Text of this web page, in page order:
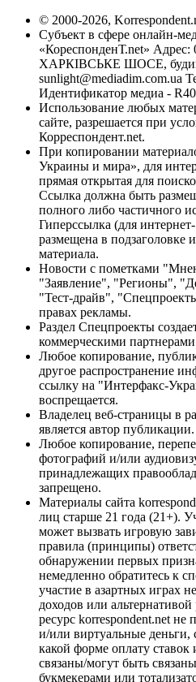
© 2000-2026,
Субъект в сфере онлайн-
«КореспонденТ.net» Адрес:
ХАРКІВСЬКЕ ШОСЕ,
sunlight@mediadim.com.ua
Идентификатор медиа -
Использование любых
сайте, разрешается при
Корреспондент.net.
При копировании
Украины и мира», для
прямая открытая для
Ссылка должна быть
полного либо частичного
Гиперссылка (для
размещена в подзаголовке
материала.
Новости с пометками
"Заявление", "Регионы",
"Тест-драйв",
правах рекламы.
Раздел Спецпроекты
коммерческими
Любое копирование,
другое распространение
ссылку на "Интерфакс-
воспрещается.
Владелец веб-страницы в
является автор публикации.
Любое копирование,
фотографий и/или
принадлежащих
запрещено.
Материалы сайта
лиц старше 21 года (21+).
может вызвать игровую
правила (принципы)
обнаружении первых
немедленно обратитесь к
участие в азартных играх
доходов или
ресурс korrespondent.net
и/или виртуальные деньги,
какой форме оплату
связаны/могут быть
букмекерами или